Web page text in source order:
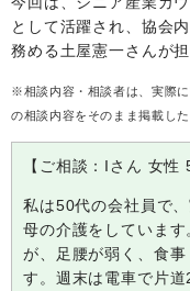
として活躍され、協会
務める土屋憲一さんが
※相談内容・相談者は、実際
の相談内容をそのまま掲載し
【ご相談：Iさん 女
私は50代の会社員で
母の介護をしていま
が、足腰が弱く、食
す。週末は電車で片道